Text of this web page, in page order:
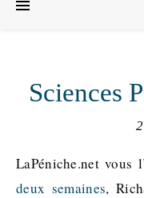
Sciences
LaPéniche.net vous
deux semaines,